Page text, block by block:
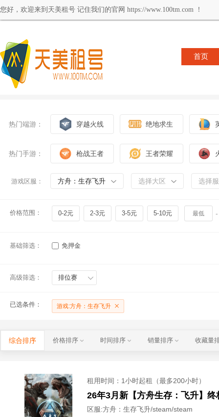
您好，欢迎来到天美租号 记住我们的官网 https://www.100tm.com ！
首页
热门端游： 穿越火线 绝地求生
热门手游： 枪战王者 王者荣耀
游戏区服： 方舟：生存飞升 选择大区 选择
价格范围： 0-2元 2-3元 3-5元 5-10元 -
基础筛选： 免押金
高级筛选： 排位赛
已选条件： 游戏:方舟：生存飞升
综合排序 价格排序 时间排序 销量排序 收藏量
租用时间 ：1小时起租（最多200小时）
区服:方舟：生存飞升/steam/steam